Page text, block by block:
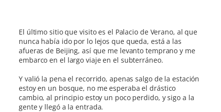
El último sitio que visito es el Palacio de Verano, al que
nunca había ido por lo lejos que queda, está a las
afueras de Beijing, así que me levanto temprano y me
embarco en el largo viaje en el subterráneo.
Y valió la pena el recorrido, apenas salgo de la estación
estoy en un bosque, no me esperaba el drástico
cambio, al principio estoy un poco perdido, y sigo a la
gente y llegó a la entrada.